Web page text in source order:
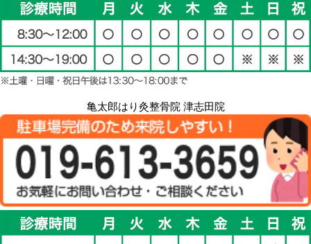
亀太郎はり灸整骨院 津志田院